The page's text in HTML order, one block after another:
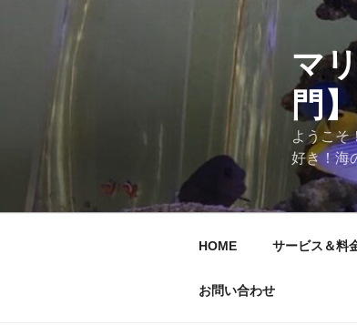
マ
門
ようこそ
好き！海
HOME サービス＆料
お問い合わせ